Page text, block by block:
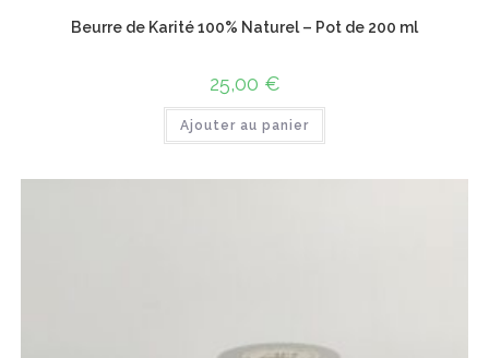
Beurre de Karité 100% Naturel – Pot de 200 ml
25,00 €
Ajouter au panier